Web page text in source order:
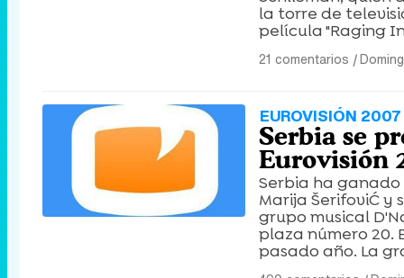
la torre de
película "Raging
21 comentarios |
EUROVISIÓN 2007
Serbia se
Eurovisión
Serbia ha ganado
Marija ŠerifoviĆ y
grupo musical
plaza número 20.
pasado año. La